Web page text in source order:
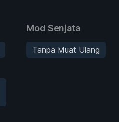
Mod Senjata
Tanpa Muat Ulang